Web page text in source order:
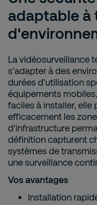
adaptable à
La vidéosurveillance
s'adapter à des
durées d'utilisation
équipements
faciles à installer, elle
efficacement les
d'infrastructure
définition capturent
systèmes de
une surveillance
Vos avantages
Installation